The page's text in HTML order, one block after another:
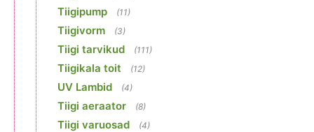
Tiigipump (11)
Tiigivorm (3)
Tiigi tarvikud (111)
Tiigikala toit (12)
UV Lambid (4)
Tiigi aeraator (8)
Tiigi varuosad (4)